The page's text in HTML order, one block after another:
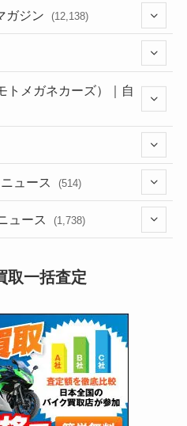
ガジン (12,138)
(252)
(2,474)
(249)
(16)
(141)
(255)
(166)
(23)
(33)
(352)
トメガネカーズ）｜自
ュース (514)
(132)
(171)
(118)
(27)
ュース (1,738)
(1,605)
(13)
取一括査定